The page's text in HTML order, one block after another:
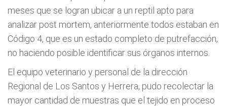
meses que se logran ubicar a un reptil apto para
analizar post mortem, anteriormente todos estaban en
Código 4, que es un estado completo de putrefacción,
no haciendo posible identificar sus órganos internos.
El equipo veterinario y personal de la dirección
Regional de Los Santos y Herrera, pudo recolectar la
mayor cantidad de muestras que el tejido en proceso